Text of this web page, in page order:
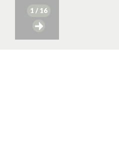
1 / 16